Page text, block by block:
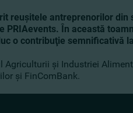
reuşitele antreprenorilor din
PRIAevents. În această
o contribuţie semnificativă
şi Industriei
şi FinComBank.